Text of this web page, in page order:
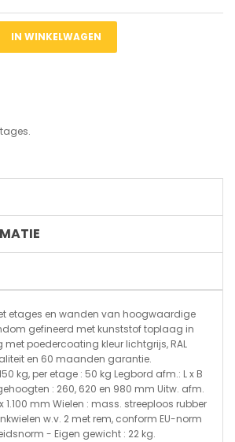
IN WINKELWAGEN
etages en wanden van hoogwaardige
gefineerd met kunststof toplaag in
met poedercoating kleur lichtgrijs, RAL
en 60 maanden garantie.
kg, per etage : 50 kg Legbord afm.: L x B
: 260, 620 en 980 mm Uitw. afm.
x 1.100 mm Wielen : mass. streeploos rubber
w.v. 2 met rem, conform EU-norm
- Eigen gewicht : 22 kg.